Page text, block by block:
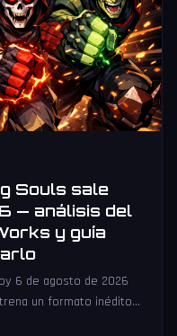
Souls sale
— análisis del
y guía
6 de agosto de 2026
un formato inédito